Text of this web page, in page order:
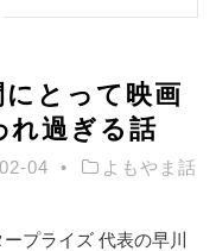
とって映画
れ過ぎる話
04 よもやま話
プライズ 代表の早川